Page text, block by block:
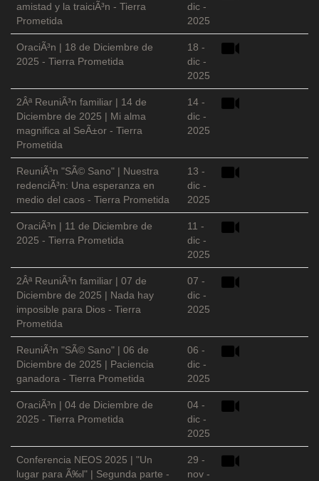
amistad y la traiciÃ³n - Tierra
Prometida
dic -
2025
OraciÃ³n | 18 de Diciembre de
2025 - Tierra Prometida
18 -
dic -
2025
2Âª ReuniÃ³n familiar | 14 de
Diciembre de 2025 | Mi alma
magnifica al SeÃ±or - Tierra
Prometida
14 -
dic -
2025
ReuniÃ³n "SÃ© Sano" | Nuestra
redenciÃ³n: Una esperanza en
medio del caos - Tierra Prometida
13 -
dic -
2025
OraciÃ³n | 11 de Diciembre de
2025 - Tierra Prometida
11 -
dic -
2025
2Âª ReuniÃ³n familiar | 07 de
Diciembre de 2025 | Nada hay
imposible para Dios - Tierra
Prometida
07 -
dic -
2025
ReuniÃ³n "SÃ© Sano" | 06 de
Diciembre de 2025 | Paciencia
ganadora - Tierra Prometida
06 -
dic -
2025
OraciÃ³n | 04 de Diciembre de
2025 - Tierra Prometida
04 -
dic -
2025
Conferencia NEOS 2025 | "Un
lugar para Ã‰l" | Segunda parte -
29 -
nov -